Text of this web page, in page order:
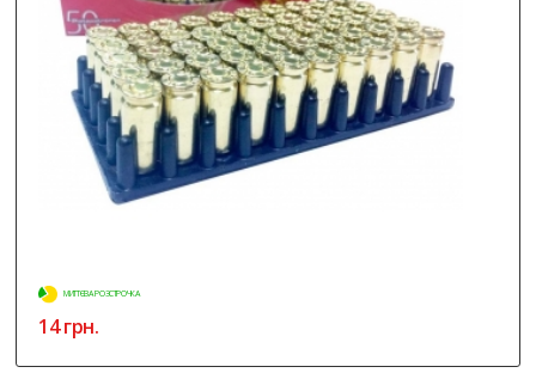
МИТТЄВА РОЗСТРОЧКА